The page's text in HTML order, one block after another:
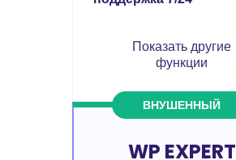
Показать другие
функции
ВНУШЕННЫЙ
WP EXPERT